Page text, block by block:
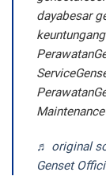
dayabesar
♬ original
Genset